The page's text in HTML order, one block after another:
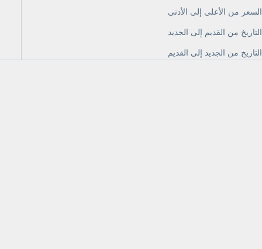
السعر من الأعلى إلى الأدنى
التاريخ من القديم إلى الجديد
التاريخ من الجديد إلى القديم